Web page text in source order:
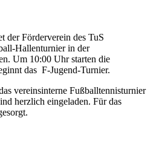
der Förderverein des TuS
Hallenturnier in der
Um 10:00 Uhr starten die
das F-Jugend-Turnier.
vereinsinterne Fußballtennisturnier
herzlich eingeladen. Für das